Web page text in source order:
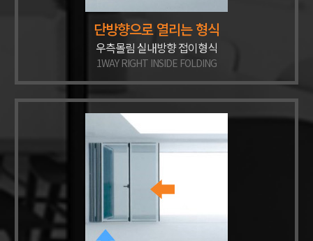
단방향으로 열리는 형식
우측몰림 실내방향 접이형식
1WAY RIGHT INSIDE FOLDING